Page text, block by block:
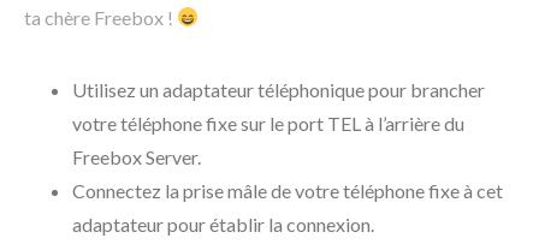
ta chère Freebox !
Utilisez un adaptateur téléphonique pour brancher
votre téléphone fixe sur le port TEL à l’arrière du
Freebox Server.
Connectez la prise mâle de votre téléphone fixe à cet
adaptateur pour établir la connexion.